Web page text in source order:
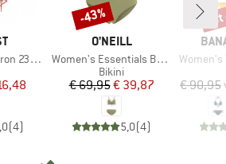
Bikini
prijs
(4)
MERK
O'NEILL
Artikel
Women's Essentials Baay Maoi Bikini Set
Productgroep
Bikini
Prijs
€ 69,95Verlaagde prijs
€ 39,87
5,0(4)
Korting
-43%
Artikel
Women's
€ 90,95